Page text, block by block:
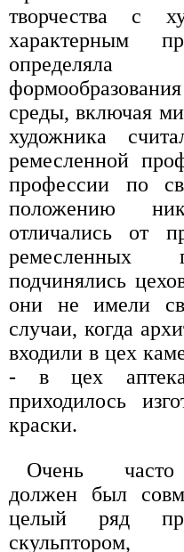
творчества с
характерным
среды, включая
художника
ремесленной
профессии по
положению
отличались от
ремесленных
подчинялись
они не имели
случаи, когда
входили в цех
- в цех
приходилось
краски.
Очень часто
должен был
целый ряд